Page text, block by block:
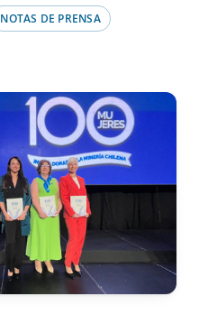
NOTAS DE PRENSA